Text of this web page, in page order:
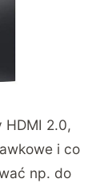
2.0,
i co
np. do